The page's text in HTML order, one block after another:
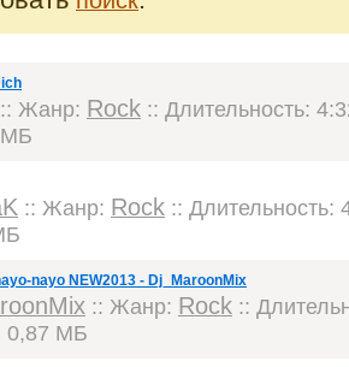
:: Жанр: Rock :: Длительность:
МБ
:: Жанр: Rock :: Длительность:
nayo NEW2013 - Dj_MaroonMix
:: Жанр: Rock ::
0,87 МБ